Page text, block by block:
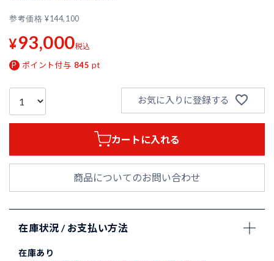
参考価格 ¥144,100
¥93,000税込
ポイント付与 845 pt
お気に入りに登録する
カートに入れる
商品についてのお問い合わせ
在庫状況 / お支払い方法
在庫あり